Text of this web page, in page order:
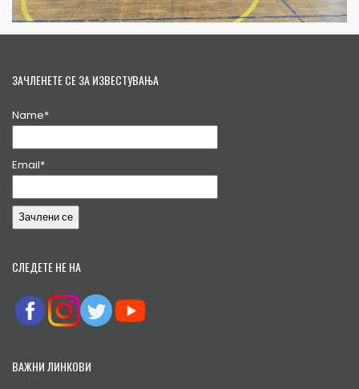
ЗАЧЛЕНЕТЕ СЕ ЗА ИЗВЕСТУВАЊА
Name*
Email*
СЛЕДЕТЕ НЕ НА
ВАЖНИ ЛИНКОВИ